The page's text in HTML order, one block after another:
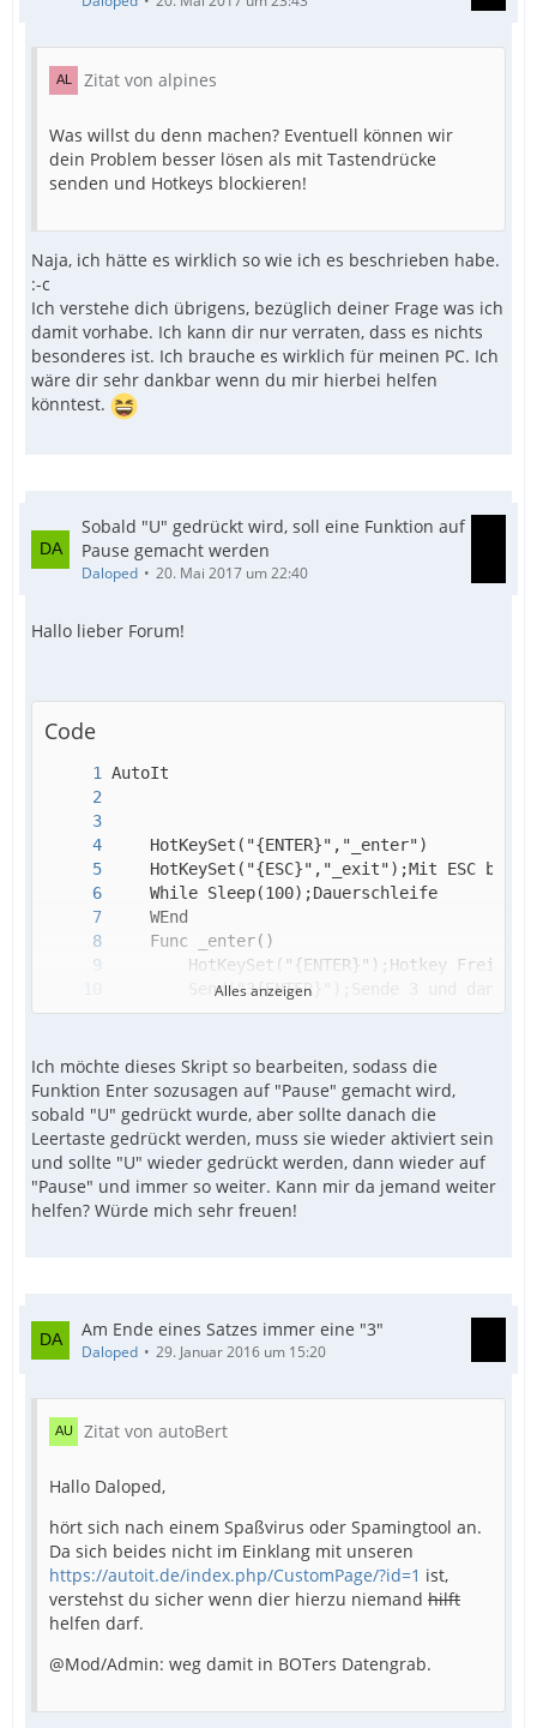
Zitat von alpines
Was willst du denn machen? Eventuell können wir
dein Problem besser lösen als mit Tastendrücke
senden und Hotkeys blockieren!
Naja, ich hätte es wirklich so wie ich es beschrieben habe.
:-c
Ich verstehe dich übrigens, bezüglich deiner Frage was ich
damit vorhabe. Ich kann dir nur verraten, dass es nichts
besonderes ist. Ich brauche es wirklich für meinen PC. Ich
wäre dir sehr dankbar wenn du mir hierbei helfen
könntest.
Sobald "U" gedrückt wird, soll eine Funktion auf
Pause gemacht werden
Daloped 20. Mai 2017 um 22:40
Hallo lieber Forum!
Code
    EndFunc
Alles anzeigen
Ich möchte dieses Skript so bearbeiten, sodass die
Funktion Enter sozusagen auf "Pause" gemacht wird,
sobald "U" gedrückt wurde, aber sollte danach die
Leertaste gedrückt werden, muss sie wieder aktiviert sein
und sollte "U" wieder gedrückt werden, dann wieder auf
"Pause" und immer so weiter. Kann mir da jemand weiter
helfen? Würde mich sehr freuen!
Am Ende eines Satzes immer eine "3"
Daloped 29. Januar 2016 um 15:20
Zitat von autoBert
Hallo Daloped,
hört sich nach einem Spaßvirus oder Spamingtool an.
Da sich beides nicht im Einklang mit unseren
https://autoit.de/index.php/CustomPage/?id=1 ist,
verstehst du sicher wenn dier hierzu niemand hilft
helfen darf.
@Mod/Admin: weg damit in BOTers Datengrab.